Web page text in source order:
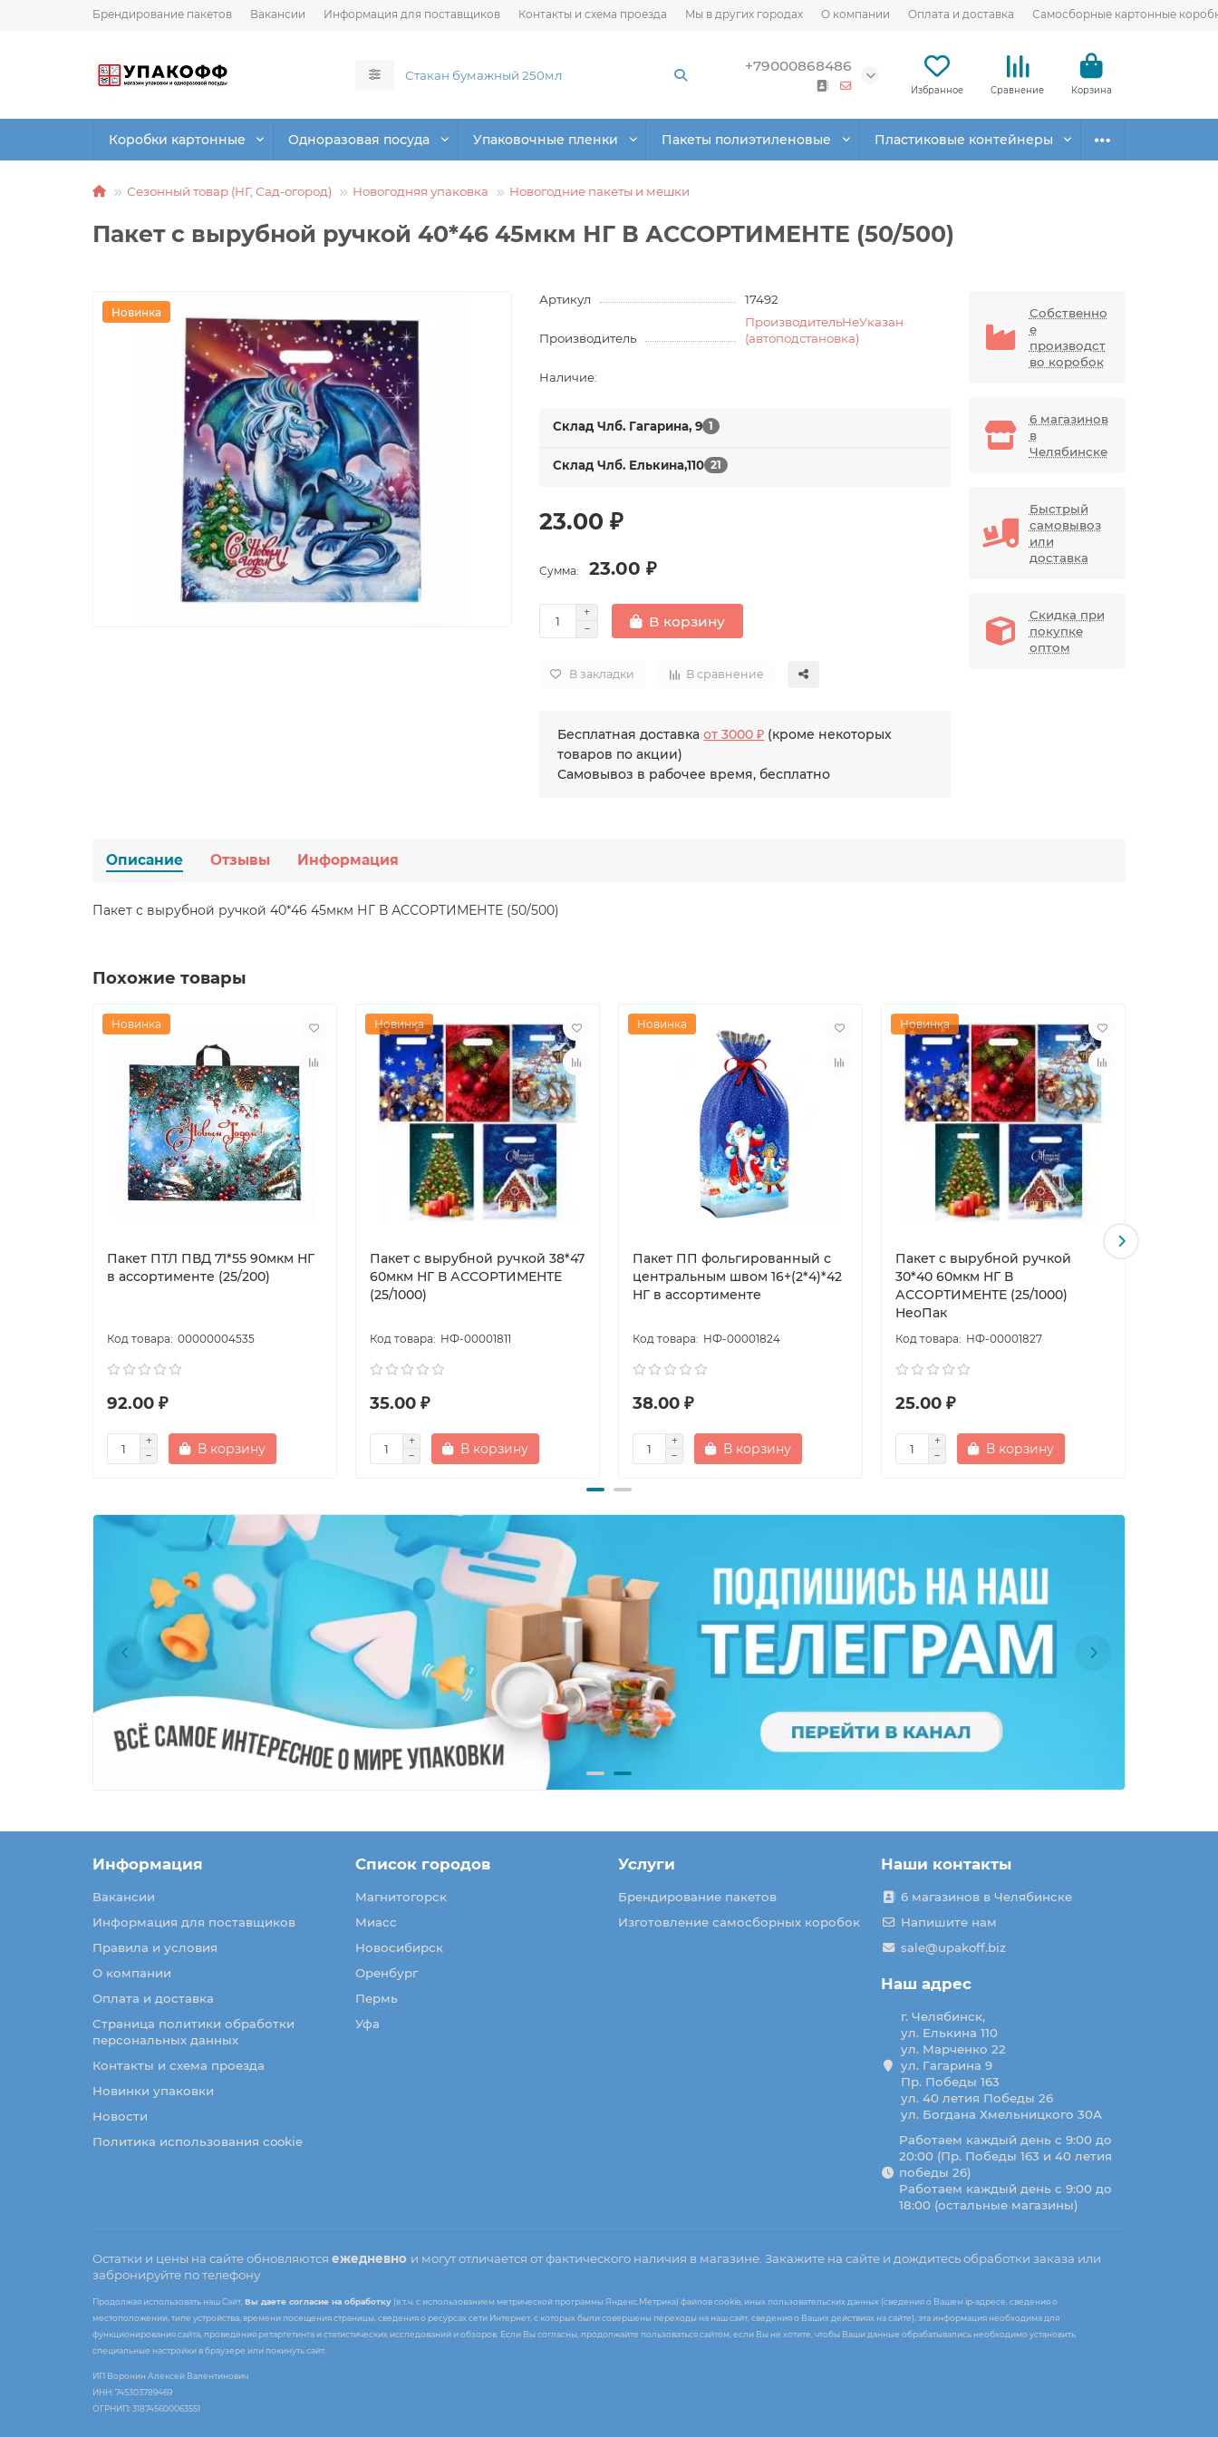
Брендирование пакетов Вакансии Информация для поставщиков Контакты и схема проезда Мы в других городах О компании Оплата и доставка Самосборные картонные
+79000868486
Избранное Сравнение Корзина
Коробки картонные Одноразовая посуда Упаковочные пленки Пакеты полиэтиленовые Пластиковые контейнеры
Сезонный товар (НГ, Сад-огород) Новогодняя упаковка Новогодние пакеты и мешки
Пакет с вырубной ручкой 40*46 45мкм НГ В АССОРТИМЕНТЕ (50/500)
Новинка
Артикул 17492
Производитель
ПроизводительНеУказан
(автоподстановка)
Наличие:
Склад Члб. Гагарина, 9 1
Склад Члб. Елькина,110 21
23.00 ₽
Сумма: 23.00 ₽
В корзину
В закладки В сравнение
Бесплатная доставкаот 3000 ₽ (кроме некоторых
товаров по акции)
Самовывоз в рабочее время, бесплатно
Собственно
е
производст
во коробок
6 магазинов
в
Челябинске
Быстрый
самовывоз
или
доставка
Скидка при
покупке
оптом
Описание Отзывы Информация
Пакет с вырубной ручкой 40*46 45мкм НГ В АССОРТИМЕНТЕ (50/500)
Похожие товары
Новинка
Пакет ПТЛ ПВД 71*55 90мкм НГ
в ассортименте (25/200)
00000004535
92.00 ₽
В корзину
Новинка
Пакет с вырубной ручкой 38*47
60мкм НГ В АССОРТИМЕНТЕ
(25/1000)
НФ-00001811
35.00 ₽
В корзину
Новинка
Пакет ПП фольгированный с
центральным швом 16+(2*4)*42
НГ в ассортименте
НФ-00001824
38.00 ₽
В корзину
Новинка
Пакет с вырубной ручкой
30*40 60мкм НГ В
АССОРТИМЕНТЕ (25/1000)
НеоПак
НФ-00001827
25.00 ₽
В корзину
Информация
Вакансии
Информация для поставщиков
Правила и условия
О компании
Оплата и доставка
Страница политики обработки
персональных данных
Контакты и схема проезда
Новинки упаковки
Новости
Политика использования cookie
Список городов
Магнитогорск
Миасс
Новосибирск
Оренбург
Пермь
Уфа
Услуги
Брендирование пакетов
Изготовление самосборных коробок
Наши контакты
6 магазинов в Челябинске
Напишите нам
sale@upakoff.biz
Наш адрес
г. Челябинск,
ул. Елькина 110
ул. Марченко 22
ул. Гагарина 9
Пр. Победы 163
ул. 40 летия Победы 26
ул. Богдана Хмельницкого 30А
Работаем каждый день с 9:00 до
20:00 (Пр. Победы 163 и 40 летия
победы 26)
Работаем каждый день с 9:00 до
18:00 (остальные магазины)
Остатки и цены на сайте обновляются ежедневно и могут отличается от фактического наличия в магазине. Закажите на сайте и дождитесь обработки заказа или
забронируйте по телефону
Продолжая использовать наш Сайт,Вы даете согласие на обработку (в т.ч. с использованием метрической программы Яндекс.Метрика) файлов cookie, иных пользовательских данных (сведения о Вашем ip-адресе, сведения о
местоположении, типе устройства, времени посещения страницы, сведения о ресурсах сети Интернет, с которых были совершены переходы на наш сайт, сведения о Ваших действиях на сайте), эта информация необходима для
функционирования сайта, проведения ретаргетинга и статистических исследований и обзоров. Если Вы согласны, продолжайте пользоваться сайтом, если Вы не хотите, чтобы Ваши данные обрабатывались необходимо установить
специальные настройки в браузере или покинуть сайт.
ИП Воронин Алексей Валентинович
ИНН: 745303789469
ОГРНИП: 318745600063551